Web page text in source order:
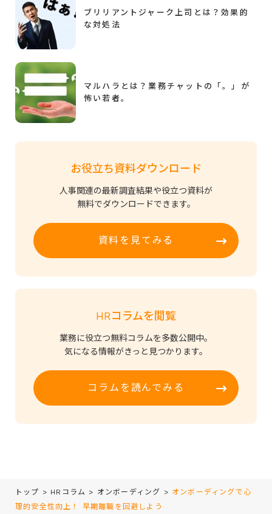
ブリリアントジャーク上司とは？効果的
な対処法
マルハラとは？業務チャットの「。」が
怖い若者。
お役立ち資料ダウンロード
人事関連の最新調査結果や役立つ資料が
無料でダウンロードできます。
資料を見てみる
HRコラムを閲覧
業務に役立つ無料コラムを多数公開中。
気になる情報がきっと見つかります。
コラムを読んでみる
トップ > HRコラム > オンボーディング > オンボーディングで心
理的安全性向上！ 早期離職を回避しよう